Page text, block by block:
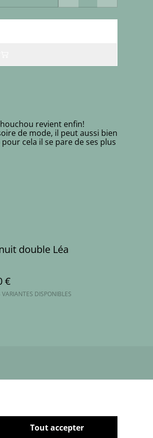
revient enfin!
de mode, il peut aussi bien
cela il se pare de ses plus
double Léa
€
VARIANTES DISPONIBLES
Tout accepter